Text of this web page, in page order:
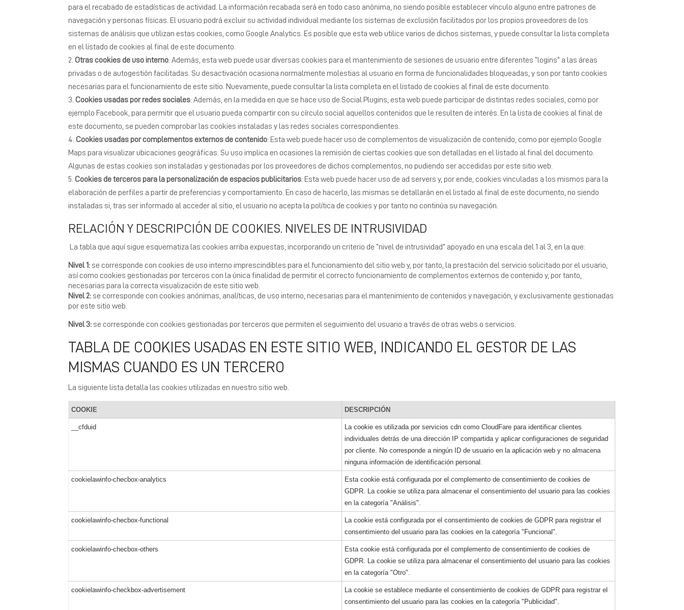
para el recabado de estadísticas de actividad. La información recabada será en todo caso anónima, no siendo posible establecer vínculo alguno entre patrones de
navegación y personas físicas. El usuario podrá excluir su actividad individual mediante los sistemas de exclusión facilitados por los propios proveedores de los
sistemas de análisis que utilizan estas cookies, como Google Analytics. Es posible que esta web utilice varios de dichos sistemas, y puede consultar la lista completa
en el listado de cookies al final de este documento.
Otras cookies de uso interno: Además, esta web puede usar diversas cookies para el mantenimiento de sesiones de usuario entre diferentes “logins” a las áreas
privadas o de autogestión facilitadas. Su desactivación ocasiona normalmente molestias al usuario en forma de funcionalidades bloqueadas, y son por tanto cookies
necesarias para el funcionamiento de este sitio. Nuevamente, puede consultar la lista completa en el listado de cookies al final de este documento.
Cookies usadas por redes sociales: Además, en la medida en que se hace uso de Social Plugins, esta web puede participar de distintas redes sociales, como por
ejemplo Facebook, para permitir que el usuario pueda compartir con su círculo social aquellos contenidos que le resulten de interés. En la lista de cookies al final de
este documento, se pueden comprobar las cookies instaladas y las redes sociales correspondientes.
Cookies usadas por complementos externos de contenido: Esta web puede hacer uso de complementos de visualización de contenido, como por ejemplo Google
Maps para visualizar ubicaciones geográficas. Su uso implica en ocasiones la remisión de ciertas cookies que son detalladas en el listado al final del documento.
Algunas de estas cookies son instaladas y gestionadas por los proveedores de dichos complementos, no pudiendo ser accedidas por este sitio web.
Cookies de terceros para la personalización de espacios publicitarios: Esta web puede hacer uso de ad servers y, por ende, cookies vinculadas a los mismos para la
elaboración de perfiles a partir de preferencias y comportamiento. En caso de hacerlo, las mismas se detallarán en el listado al final de este documento, no siendo
instaladas si, tras ser informado al acceder al sitio, el usuario no acepta la política de cookies y por tanto no continúa su navegación.
RELACIÓN Y DESCRIPCIÓN DE COOKIES. NIVELES DE INTRUSIVIDAD
La tabla que aquí sigue esquematiza las cookies arriba expuestas, incorporando un criterio de “nivel de intrusividad” apoyado en una escala del 1 al 3, en la que:
Nivel 1: se corresponde con cookies de uso interno imprescindibles para el funcionamiento del sitio web y, por tanto, la prestación del servicio solicitado por el usuario,
así como cookies gestionadas por terceros con la única finalidad de permitir el correcto funcionamiento de complementos externos de contenido y, por tanto,
necesarias para la correcta visualización de este sitio web.
Nivel 2: se corresponde con cookies anónimas, analíticas, de uso interno, necesarias para el mantenimiento de contenidos y navegación, y exclusivamente gestionadas
por este sitio web.
Nivel 3: se corresponde con cookies gestionadas por terceros que permiten el seguimiento del usuario a través de otras webs o servicios.
TABLA DE COOKIES USADAS EN ESTE SITIO WEB, INDICANDO EL GESTOR DE LAS
MISMAS CUANDO ES UN TERCERO
La siguiente lista detalla las cookies utilizadas en nuestro sitio web.
COOKIE DESCRIPCIÓN
__cfduid
La cookie es utilizada por servicios cdn como CloudFare para identificar clientes
individuales detrás de una dirección IP compartida y aplicar configuraciones de seguridad
por cliente. No corresponde a ningún ID de usuario en la aplicación web y no almacena
ninguna información de identificación personal.
cookielawinfo-checbox-analytics
Esta cookie está configurada por el complemento de consentimiento de cookies de
GDPR. La cookie se utiliza para almacenar el consentimiento del usuario para las cookies
en la categoría "Análisis".
cookielawinfo-checbox-functional
La cookie está configurada por el consentimiento de cookies de GDPR para registrar el
consentimiento del usuario para las cookies en la categoría "Funcional".
cookielawinfo-checbox-others
Esta cookie está configurada por el complemento de consentimiento de cookies de
GDPR. La cookie se utiliza para almacenar el consentimiento del usuario para las cookies
en la categoría "Otro".
cookielawinfo-checkbox-advertisement
La cookie se establece mediante el consentimiento de cookies de GDPR para registrar el
consentimiento del usuario para las cookies en la categoría "Publicidad".